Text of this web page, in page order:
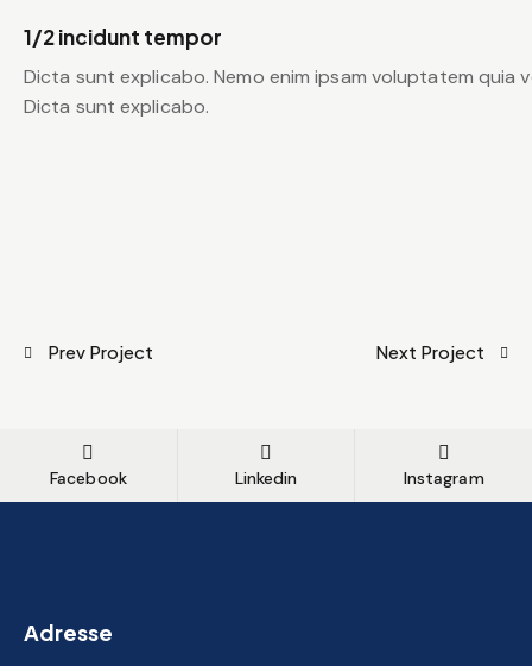
1/2 incidunt tempor
Dicta sunt explicabo. Nemo enim ipsam voluptatem
Dicta sunt explicabo.
Prev Project Next Project
Facebook Linkedin Instagram
Adresse